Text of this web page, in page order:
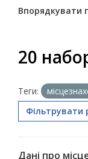
Впорядкувати
20
Теги:
Фільтрувати
Дані про